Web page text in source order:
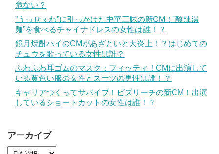
危ない？
”うっせぇわ”に引っかけた中華三昧の新CM！”酸辣湯
麺”を食べるチャイナドレスの女性は誰！？
鏡月焼酎ハイのCMがあざといと大炎上！？はじめての
チュウを歌っている女性は誰？
ふわふわ耳ゴムのマスク：フィッティ！CMに出演して
いる黄色い服の女性とスーツの男性は誰！？
キャリアつくってサバイブ！ビズリーチの新CM！出演
しているショートカットの女性は誰！？
アーカイブ